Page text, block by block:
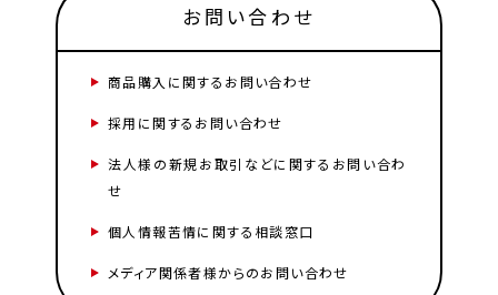
お問い合わせ
商品購入に関するお問い合わせ
採用に関するお問い合わせ
法人様の新規お取引などに関するお問い合わ
せ
個人情報苦情に関する相談窓口
メディア関係者様からのお問い合わせ